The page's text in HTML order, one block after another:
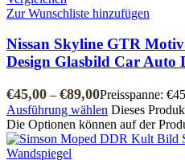
Zur Wunschliste hinzufügen
Nissan Skyline GTR
Design Glasbild Car Auto
€45,00 – €89,00Preisspanne:
Ausführung wählen Dieses
Die Optionen können auf der